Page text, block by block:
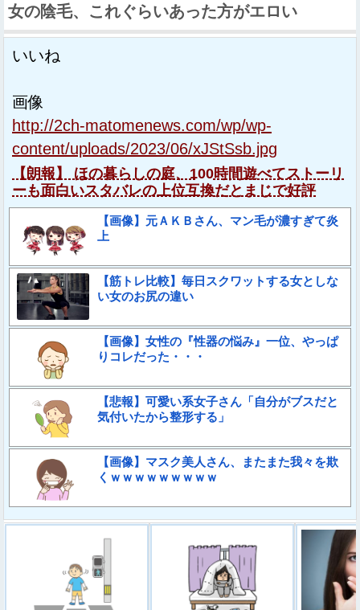
女の陰毛、これぐらいあった方がエロい
いいね
画像
http://2ch-matomenews.com/wp/wp-
content/uploads/2023/06/xJStSsb.jpg
【朗報】 ほの暮らしの庭、100時間遊べてストーリ
ーも面白いスタバレの上位互換だとまじで好評
【画像】元ＡＫＢさん、マン毛が濃すぎて炎
上
【筋トレ比較】毎日スクワットする女としな
い女のお尻の違い
【画像】女性の『性器の悩み』一位、やっぱ
りコレだった・・・
【悲報】可愛い系女子さん「自分がブスだと
気付いたから整形する」
【画像】マスク美人さん、またまた我々を欺
くｗｗｗｗｗｗｗｗｗ